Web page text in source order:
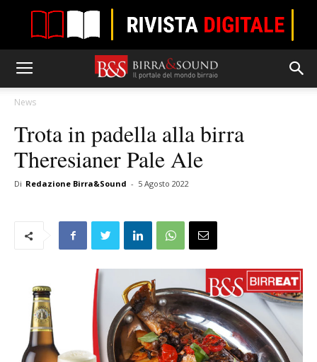
News
Trota in padella alla birra
Theresianer Pale Ale
Di Redazione Birra&Sound - 5 Agosto 2022